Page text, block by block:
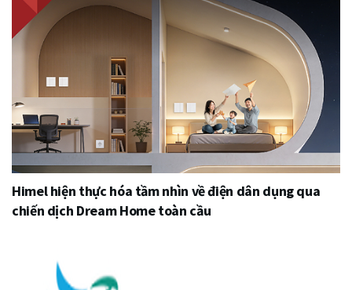
Himel hiện thực hóa tầm nhìn về điện dân dụng qua
chiến dịch Dream Home toàn cầu